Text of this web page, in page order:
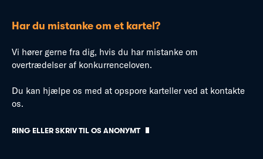
Har du mistanke om et kartel?
Vi hører gerne fra dig, hvis du har mistanke om
overtrædelser af konkurrenceloven.
Du kan hjælpe os med at opspore karteller ved at kontakte
os.
RING ELLER SKRIV TIL OS ANONYMT